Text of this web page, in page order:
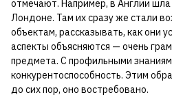
отмечают. Например, в Англии
Лондоне. Там их сразу же стали
объектам, рассказывать, как они
аспекты объясняются — очень
предмета. С профильными
конкурентоспособность. Этим
до сих пор, оно востребовано.